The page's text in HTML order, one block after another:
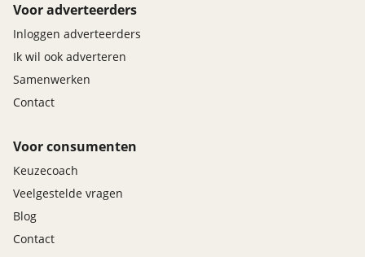
Voor adverteerders
Inloggen adverteerders
Ik wil ook adverteren
Samenwerken
Contact
Voor consumenten
Keuzecoach
Veelgestelde vragen
Blog
Contact